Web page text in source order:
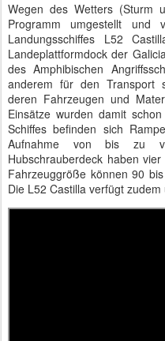
Wegen des Wetters (Sturm
Programm umgestellt und
Landungsschiffes L52
Landeplattformdock der
des Amphibischen
anderem für den Transport
deren Fahrzeugen und
Einsätze wurden damit
Schiffes befinden sich
Aufnahme von bis zu
Hubschrauberdeck haben
Fahrzeuggröße können 90
Die L52 Castilla verfügt